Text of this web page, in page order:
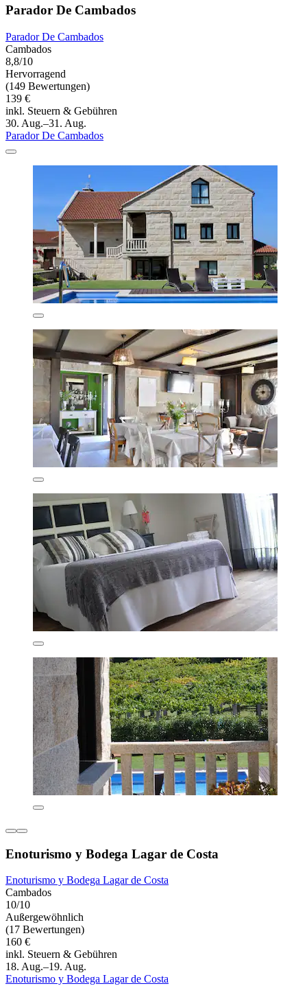
Parador De Cambados
Parador De Cambados
Cambados
8,8/10
Hervorragend
(149 Bewertungen)
139 €
inkl. Steuern & Gebühren
30. Aug.–31. Aug.
Parador De Cambados
Enoturismo y Bodega Lagar de Costa
Enoturismo y Bodega Lagar de Costa
Cambados
10/10
Außergewöhnlich
(17 Bewertungen)
160 €
inkl. Steuern & Gebühren
18. Aug.–19. Aug.
Enoturismo y Bodega Lagar de Costa